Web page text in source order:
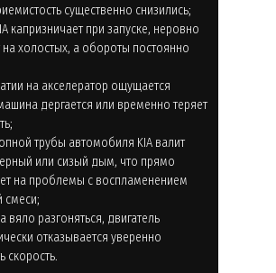
существенно снизились;
капризничает при запуске, неровно
на холостых, а обороты постоянно
на акселератор ощущается
дергается или временно теряет
трубы автомобиля KIA валит
или сизый дым, что прямо
на проблемы с воспламенением
смеси;
вяло разгоняться, двигатель
отказывается уверенно
скорость.